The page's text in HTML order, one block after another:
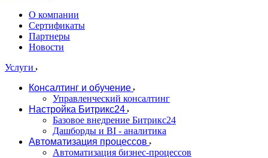
О компании
Сертификаты
Партнеры
Новости
Услуги
Консалтинг и обучение
Управленческий консалтинг
Настройка Битрикс24
Базовое внедрение Битрикс24
Дашборды и BI - аналитика
Автоматизация процессов
Автоматизация бизнес-процессов